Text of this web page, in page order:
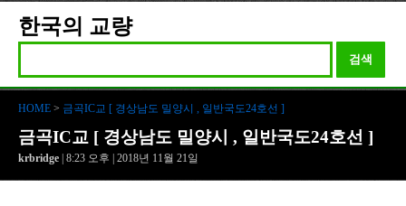
한국의 교량
검색
HOME > 금곡IC교 [ 경상남도 밀양시 , 일반국도24호선 ]
금곡IC교 [ 경상남도 밀양시 , 일반국도24호선 ]
krbridge | 8:23 오후 | 2018년 11월 21일